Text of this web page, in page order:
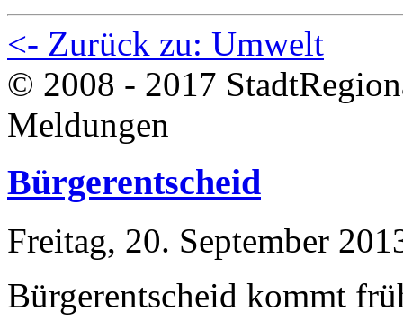
<- Zurück zu: Umwelt
© 2008 - 2017
Meldungen
Bürgerentscheid
Freitag, 20. September
Bürgerentscheid kommt